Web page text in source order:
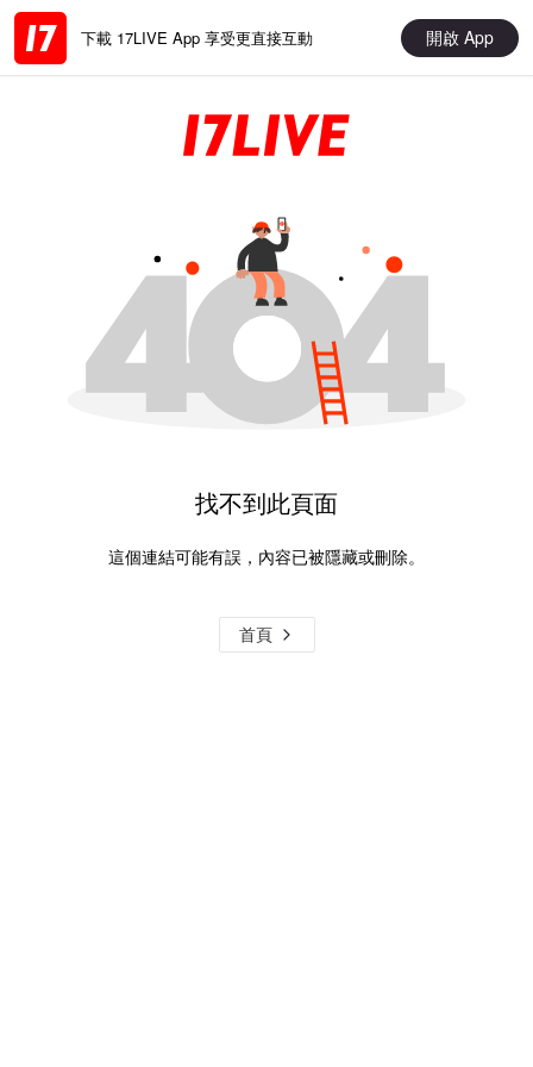
下載 17LIVE App 享受更直接互動 開啟 App
找不到此頁面
這個連結可能有誤，內容已被隱藏或刪除。
首頁